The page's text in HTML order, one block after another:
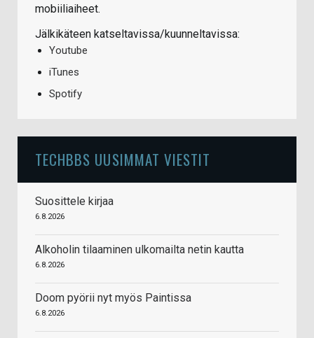
mobiiliaiheet.
Jälkikäteen katseltavissa/kuunneltavissa:
Youtube
iTunes
Spotify
TECHBBS UUSIMMAT VIESTIT
Suosittele kirjaa
6.8.2026
Alkoholin tilaaminen ulkomailta netin kautta
6.8.2026
Doom pyörii nyt myös Paintissa
6.8.2026